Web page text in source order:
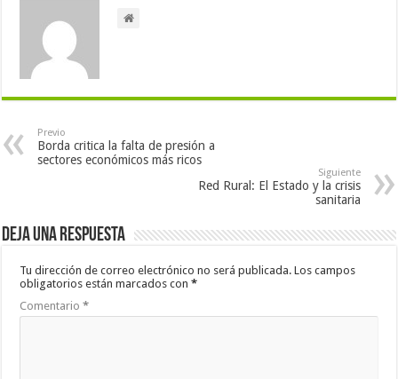
Previo
Borda critica la falta de presión a
sectores económicos más ricos
Siguiente
Red Rural: El Estado y la crisis
sanitaria
Deja una respuesta
Tu dirección de correo electrónico no será publicada. Los campos
obligatorios están marcados con*
Comentario*